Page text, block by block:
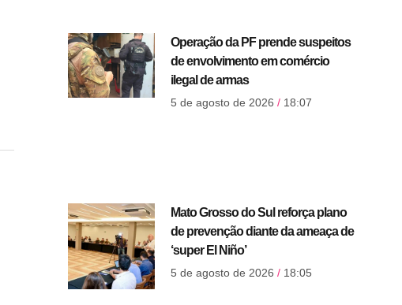
Operação da PF prende suspeitos
de envolvimento em comércio
ilegal de armas
5 de agosto de 2026 18:07
Mato Grosso do Sul reforça plano
de prevenção diante da ameaça de
‘super El Niño’
5 de agosto de 2026 18:05